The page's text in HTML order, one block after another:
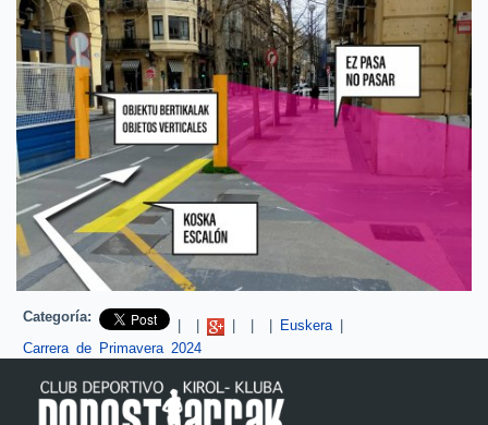
|
Pinterest
Euskera|
Categoría:
Carrera de Primavera 2024